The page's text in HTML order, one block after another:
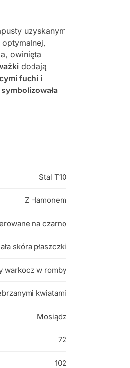
uzyskanym
owinięta
dodają
fuchi i
symbolizowała
Stal T10
Z Hamonem
na czarno
skóra płaszczki
warkocz w romby
kwiatami
Mosiądz
72
102